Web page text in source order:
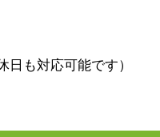
も対応可能です）